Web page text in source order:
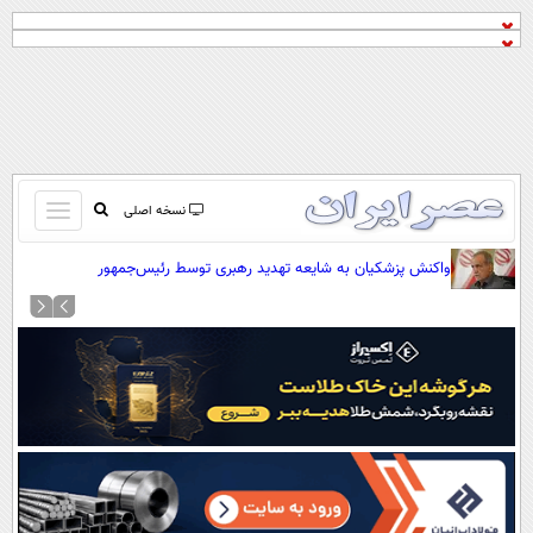
نسخه اصلی
باز
و
کردن
صفحه اول
آرشیو
نظرسنجی
آب و هوا
اوقات شرعی
سواد زندگی
واکنش پزشکیان به شایعه تهدید رهبری توسط رئیس‌جمهور